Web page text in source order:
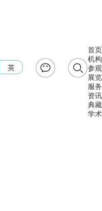
首页
机构
参观
展览
服务
资讯
典藏
学术
英